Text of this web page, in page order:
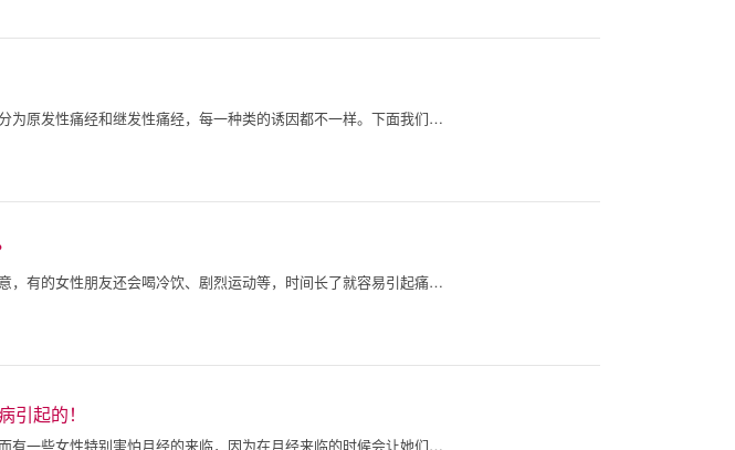
为原发性痛经和继发性痛经，每一种类的诱因都不一样。下面我们…
，有的女性朋友还会喝冷饮、剧烈运动等，时间长了就容易引起痛…
引起的！
有一些女性特别害怕月经的来临，因为在月经来临的时候会让她们…